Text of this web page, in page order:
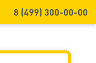
8 (499) 300-00-00